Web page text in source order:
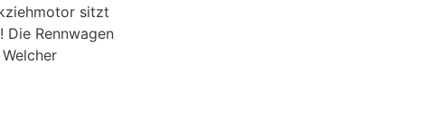
sitzt
Die Rennwagen